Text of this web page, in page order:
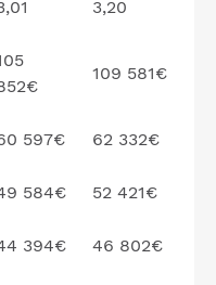
3,20
109 581€
597€ 62 332€
584€ 52 421€
394€ 46 802€